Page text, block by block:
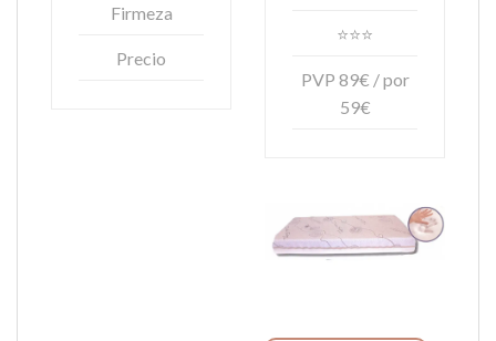
Firmeza
Precio
⭐⭐⭐
PVP 89€ / por
59€